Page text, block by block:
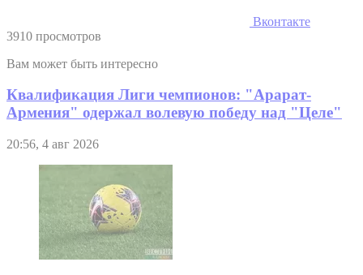
Вконтакте
3910 просмотров
Вам может быть интересно
Квалификация Лиги чемпионов: "Арарат-
Армения" одержал волевую победу над "Целе"
20:56, 4 авг 2026